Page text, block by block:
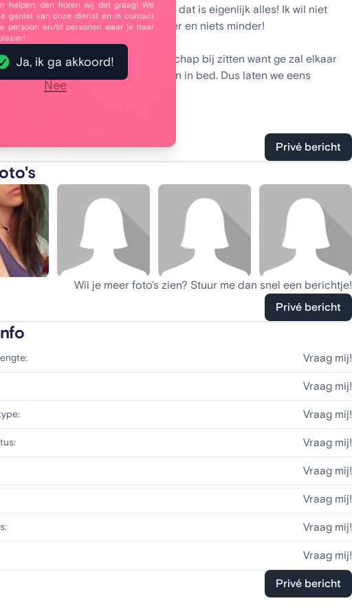
helpen, dan horen wij dat graag! We
geniet van onze dienst en in contact
persoon en/of personen waar je naar
Ja, ik ga akkoord!
Nee
een seks-maatje willen hebben, dat is eigenlijk alles! Ik wil niet
vaste relatie, alleen seks, niets meer en niets minder!
daar zal dan vanzelf ook vriendschap bij zitten want ge zal elkaar
vinden wilt ge een klik hebben in bed. Dus laten we eens
is da goed?
Privé bericht
Wil je meer foto's zien? Stuur me dan snel een berichtje!
Privé bericht
Vraag mij!
Vraag mij!
Vraag mij!
Vraag mij!
Vraag mij!
Vraag mij!
Vraag mij!
Vraag mij!
Privé bericht